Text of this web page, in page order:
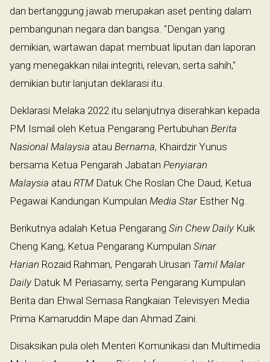
dan bertanggung jawab merupakan aset penting dalam
pembangunan negara dan bangsa. "Dengan yang
demikian, wartawan dapat membuat liputan dan laporan
yang menegakkan nilai integriti, relevan, serta sahih,"
demikian butir lanjutan deklarasi itu.
Deklarasi Melaka 2022 itu selanjutnya diserahkan kepada
PM Ismail oleh Ketua Pengarang Pertubuhan Berita
Nasional Malaysia atau Bernama, Khairdzir Yunus
bersama Ketua Pengarah Jabatan Penyiaran
Malaysia atau RTM Datuk Che Roslan Che Daud, Ketua
Pegawai Kandungan Kumpulan Media Star Esther Ng.
Berikutnya adalah Ketua Pengarang Sin Chew Daily Kuik
Cheng Kang, Ketua Pengarang Kumpulan Sinar
Harian Rozaid Rahman, Pengarah Urusan Tamil Malar
Daily Datuk M Periasamy, serta Pengarang Kumpulan
Berita dan Ehwal Semasa Rangkaian Televisyen Media
Prima Kamaruddin Mape dan Ahmad Zaini.
Disaksikan pula oleh Menteri Komunikasi dan Multimedia